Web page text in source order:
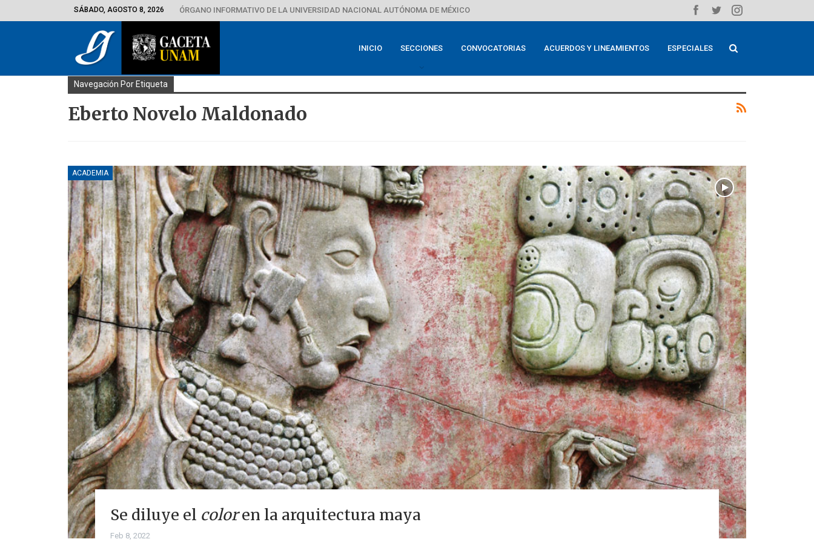
SÁBADO, AGOSTO 8, 2026 ÓRGANO INFORMATIVO DE LA UNIVERSIDAD NACIONAL AUTÓNOMA DE MÉXICO
INICIO SECCIONES CONVOCATORIAS ACUERDOS Y LINEAMIENTOS ESPECIALES
Navegación Por Etiqueta
Eberto Novelo Maldonado
ACADEMIA
Se diluye el coloren la arquitectura maya
Feb 8, 2022